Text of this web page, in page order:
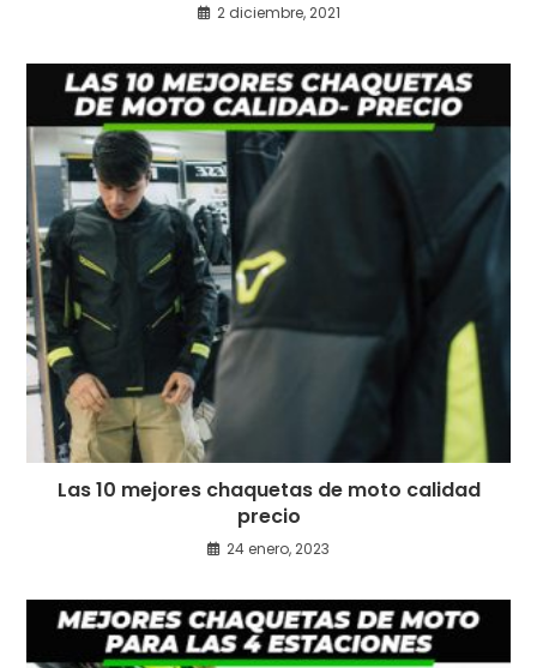
2 diciembre, 2021
Las 10 mejores chaquetas de moto calidad
precio
24 enero, 2023